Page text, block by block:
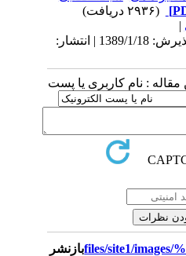
دریافت: 1388/8/12 | پذیرش: 1389/1/18 | انتشار:
: نام کاربری یا پست
بازنشر